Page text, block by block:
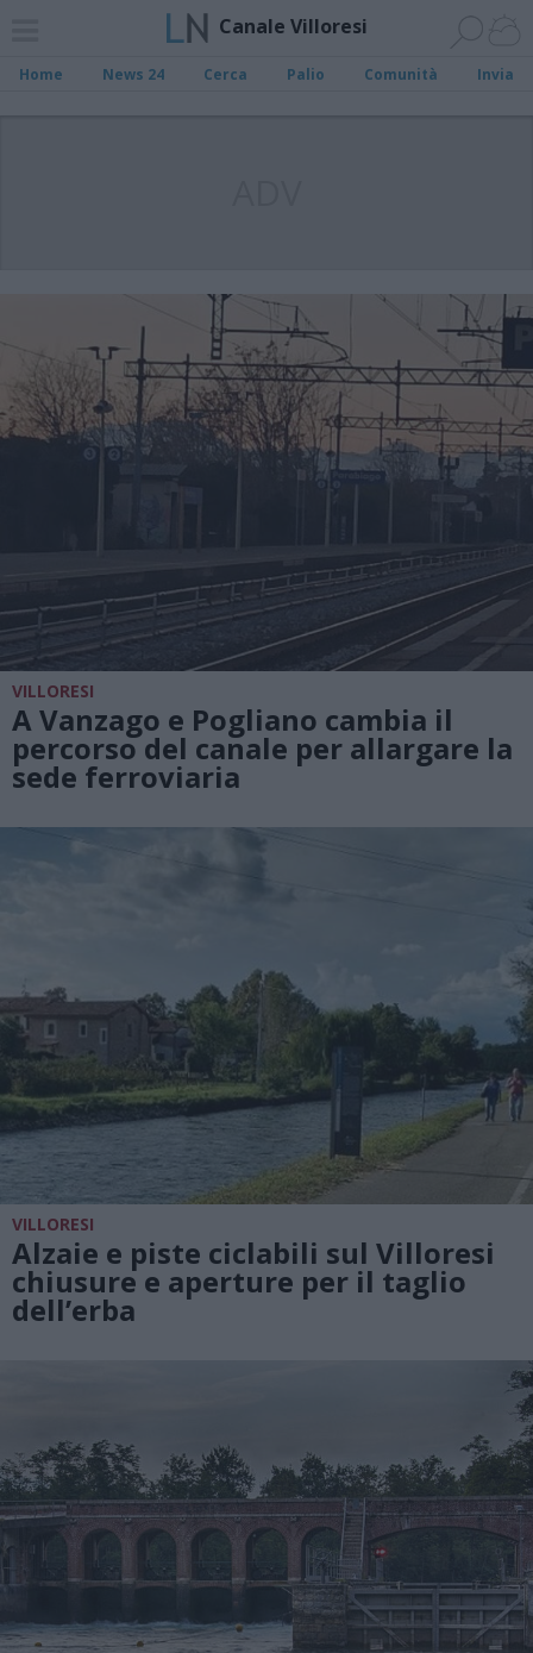
Canale Villoresi
Home News 24 Cerca Palio Comunità Invia
VILLORESI
A Vanzago e Pogliano cambia il
percorso del canale per allargare la
sede ferroviaria
VILLORESI
Alzaie e piste ciclabili sul Villoresi
chiusure e aperture per il taglio
dell’erba